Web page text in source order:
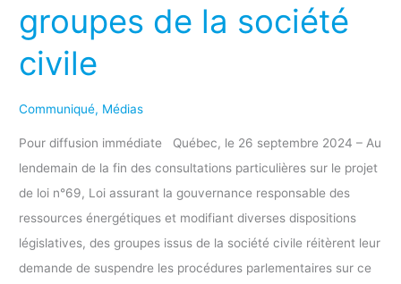
groupes de la société
civile
Communiqué, Médias
Pour diffusion immédiate Québec, le 26 septembre 2024 – Au
lendemain de la fin des consultations particulières sur le projet
de loi n°69, Loi assurant la gouvernance responsable des
ressources énergétiques et modifiant diverses dispositions
législatives, des groupes issus de la société civile réitèrent leur
demande de suspendre les procédures parlementaires sur ce
faire
les
dans